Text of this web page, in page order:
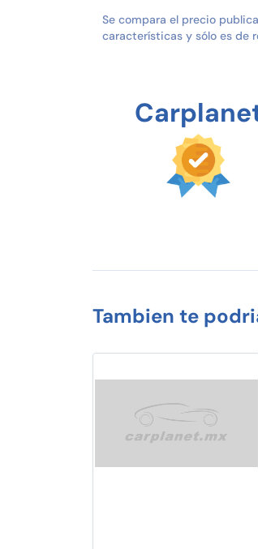
Se compara el precio
características y sólo es de
Tambien te